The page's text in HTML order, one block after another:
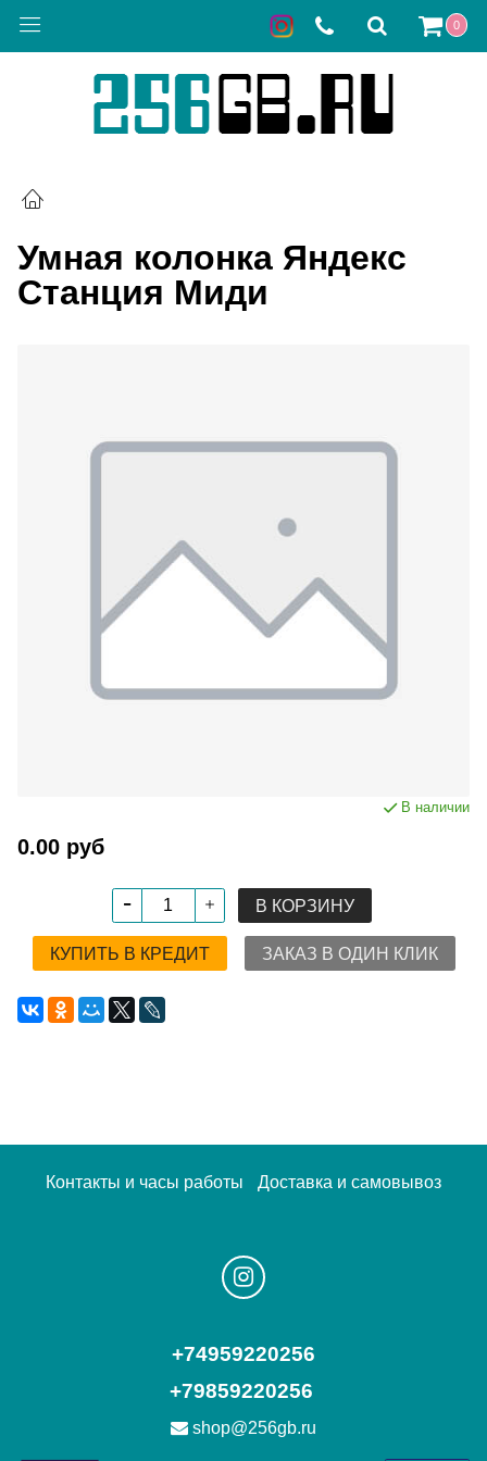
0
Умная колонка Яндекс
Станция Миди
В наличии
0.00 руб
В КОРЗИНУ
КУПИТЬ В КРЕДИТ ЗАКАЗ В ОДИН КЛИК
Контакты и часы работы Доставка и самовывоз
+74959220256
+79859220256
shop@256gb.ru